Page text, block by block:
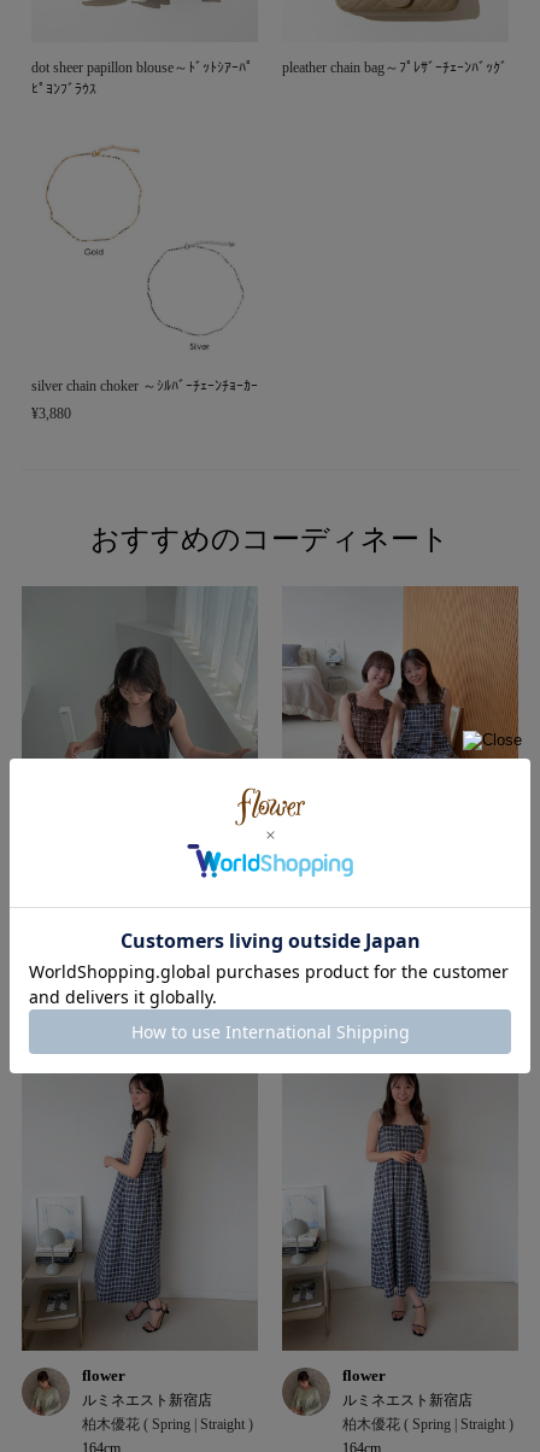
dot sheer papillon blouse～ﾄﾞｯﾄｼｱｰﾊﾟ
ﾋﾟﾖﾝﾌﾞﾗｳｽ
pleather chain bag～ﾌﾟﾚｻﾞｰﾁｪｰﾝﾊﾞｯｸﾞ
silver chain choker ～ｼﾙﾊﾞｰﾁｪｰﾝﾁｮｰｶｰ
¥3,880
おすすめのコーディネート
ルミネエスト新宿店
柏木優花 ( Spring | Straight )
164cm
ルミネエスト新宿店
柏木優花 ( Spring | Straight )
flower
ルミネエスト新宿店
柏木優花 ( Spring | Straight )
flower
ルミネエスト新宿店
柏木優花 ( Spring | Straight )